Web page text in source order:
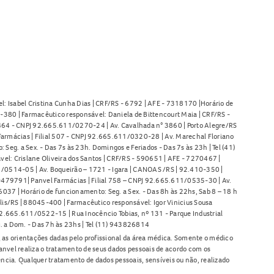
Cristina Cunha Dias | CRF/RS - 6792 | AFE - 7318170 |Horário de
| Farmacêutico responsável: Daniela de Bittencourt Maia | CRF/RS -
- CNPJ 92.665.611/0270-24 | Av. Cavalhada n° 3860 | Porto Alegre/RS
| Filial 507 - CNPJ 92.665.611/0320-28 | Av. Marechal Floriano
a Sex. - Das 7s às 23h. Domingos e Feriados - Das 7s às 23h | Tel (41)
Crislane Oliveira dos Santos | CRF/RS - 590651 | AFE - 7270467 |
0514-05 | Av. Boqueirão – 1721 - Igara | CANOAS /RS | 92.410-350 |
Panvel Farmácias | Filial 758 – CNPJ 92.665.611/0535-30 | Av.
| Horário de funcionamento: Seg. a Sex. - Das 8h às 22hs, Sab 8 – 18 h
RS | 88045-400 | Farmacêutico responsável: Igor Vinicius Sousa
0522-15 | Rua Inocêncio Tobias, nº 131 - Parque Industrial
a Dom. - Das 7h às 23hs | Tel (11) 943826814
orientações dadas pelo profissional da área médica. Somente o médico
realiza o tratamento de seus dados pessoais de acordo com os
Qualquer tratamento de dados pessoais, sensíveis ou não, realizado